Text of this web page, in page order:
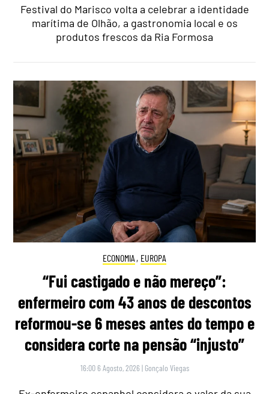
Festival do Marisco volta a celebrar a identidade
marítima de Olhão, a gastronomia local e os
produtos frescos da Ria Formosa
ECONOMIA , EUROPA
“Fui castigado e não mereço”:
enfermeiro com 43 anos de descontos
reformou-se 6 meses antes do tempo e
considera corte na pensão “injusto”
16:00 6 Agosto, 2026 | Gonçalo Viegas